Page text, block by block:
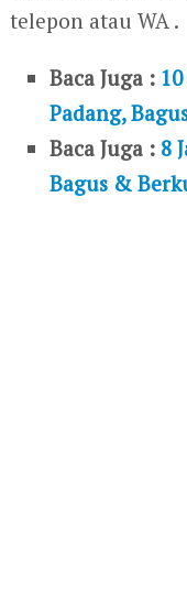
telepon atau WA .
Baca Juga :
Padang,
Baca Juga : 8
Bagus &